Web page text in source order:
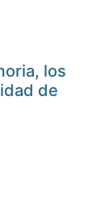
los
de